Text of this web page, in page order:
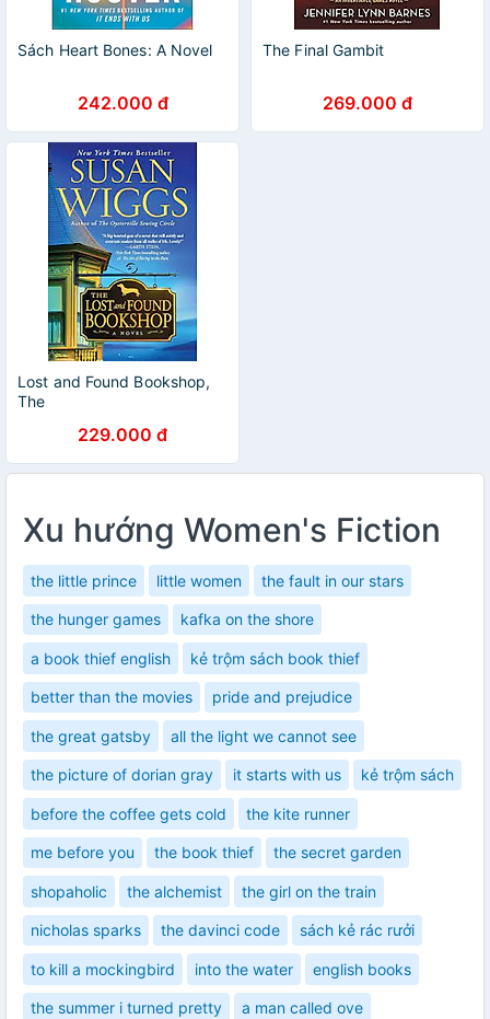
Sách Heart Bones: A Novel
242.000 đ
The Final Gambit
269.000 đ
Lost and Found Bookshop,
The
229.000 đ
Xu hướng Women's Fiction
the little prince little women the fault in our stars
the hunger games kafka on the shore
a book thief english kẻ trộm sách book thief
better than the movies pride and prejudice
the great gatsby all the light we cannot see
the picture of dorian gray it starts with us kẻ trộm sách
before the coffee gets cold the kite runner
me before you the book thief the secret garden
shopaholic the alchemist the girl on the train
nicholas sparks the davinci code sách kẻ rác rưởi
to kill a mockingbird into the water english books
the summer i turned pretty a man called ove